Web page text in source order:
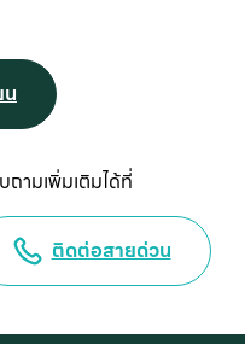
น
ามเพิ่มเติมได้ที่
ติดต่อสายด่วน